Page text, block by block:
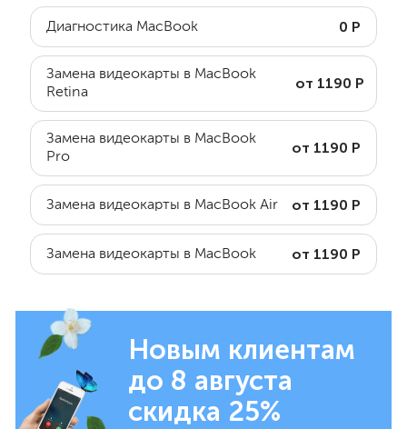
Диагностика MacBook 0 Р
Замена видеокарты в MacBook
Retina
от 1190 Р
Замена видеокарты в MacBook
Pro
от 1190 Р
Замена видеокарты в MacBook Air от 1190 Р
Замена видеокарты в MacBook от 1190 Р
Новым клиентам
до 8 августа
скидка 25%